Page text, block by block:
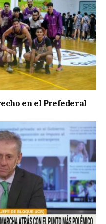
en el Prefederal